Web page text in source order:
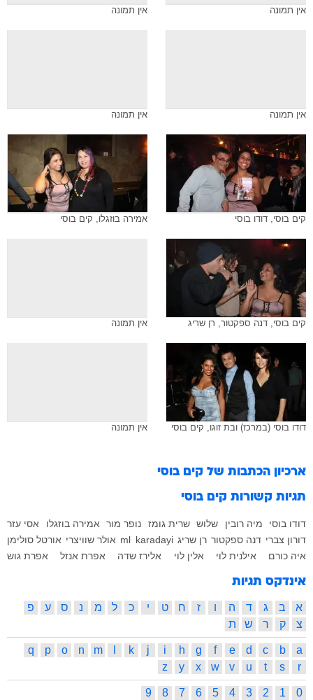
אין תמונה אין תמונה
אין תמונה אין תמונה
קים בוסי, דודו בוסי אמירה בוזגלו, קים בוסי
קים בוסי, דנה ספקטור, רן שריג אין תמונה
דודו בוסי (במרכז) ובת זוגו, קים בוסי אין תמונה
ארכיון הכתבות של קים בוסי
תגיות קשורות קים בוסי
דודו בוסי מיה רובין שלוש שרית גומז נופר מור אמירה בוזגלו
אסי עזר
דורון צברי דנה ספקטור רן שריג karadayi
ml אולר שוויצרי אורטל סולימן
איה כורם
אילנית לוי אלין לוי אלירז שדה אפרת אנזל אפרת גוש
אינדקס תגיות
א ב ג ד ה ו ז ח ט י כ ל מ נ ס ע
פ
צ
ק ר ש ת
a
b
c
d
e
f
g
h
i
j
k
m
n
o
p
q
r
s
t
u
v
w
x
y
z
0
1
2
3
4
5
6
7
8
9